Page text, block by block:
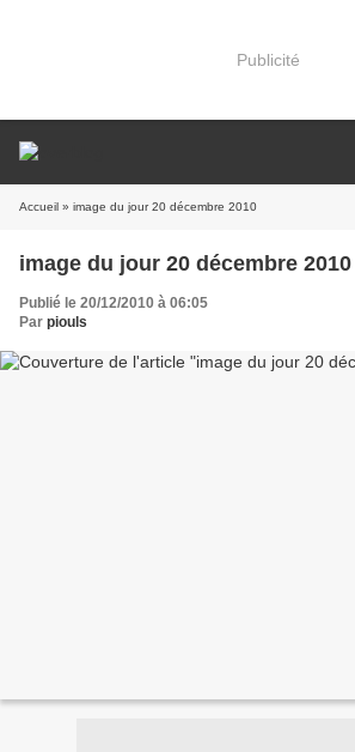
Publicité
Accueil » image du jour 20 décembre 2010
image du jour 20 décembre 2010
Publié le 20/12/2010 à 06:05
Par piouls